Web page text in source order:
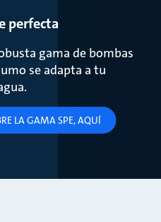
perfecta
gama de bombas
se adapta a tu
LA GAMA SPE, AQUÍ